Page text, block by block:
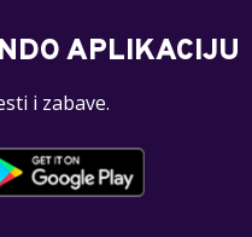
APLIKACIJU
i zabave.